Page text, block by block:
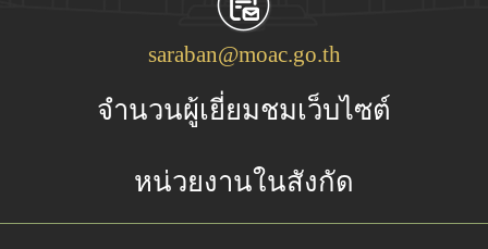
saraban@moac.go.th
จำนวนผู้เยี่ยมชมเว็บไซต์
หน่วยงานในสังกัด